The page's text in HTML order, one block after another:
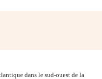
dans le sud-ouest de la